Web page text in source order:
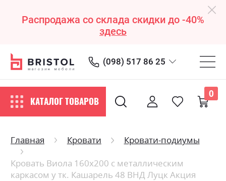
Распродажа со склада скидки до -40%
здесь
(098) 517 86 25
КАТАЛОГ ТОВАРОВ
0
Главная Кровати
Кровати-подиумы
Кровать Виола 160х200 с металлическим
каркасом у тк. Кашарель 48 ВНД Луцк Акция